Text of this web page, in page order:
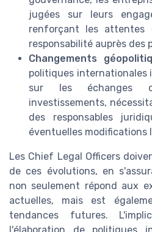
jugées sur leurs
renforçant les attentes
responsabilité auprès des
Changements
politiques
sur les échanges
investissements,
des responsables
éventuelles modifications
Les Chief Legal Officers
de ces évolutions, en
non seulement répond aux
actuelles, mais est
tendances futures.